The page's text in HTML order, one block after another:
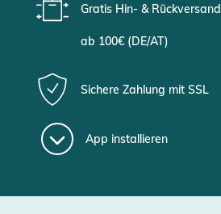
Gratis Hin- & Rückversand
ab 100€ (DE/AT)
Sichere Zahlung mit SSL
App installieren